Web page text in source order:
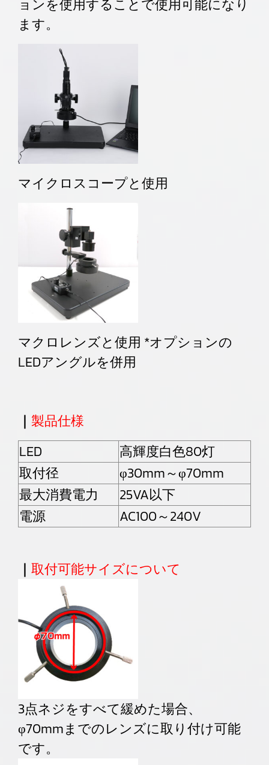
ョンを使用することで使用可能になり
ます。
マイクロスコープと使用
マクロレンズと使用 *オプションの
LEDアングルを併用
｜ 製品仕様
LED
高輝度白色80灯
取付径
φ30mm～φ70mm
最大消費電力
25VA以下
電源
AC100～240V
｜ 取付可能サイズについて
3点ネジをすべて緩めた場合、
φ70mmまでのレンズに取り付け可能
です。